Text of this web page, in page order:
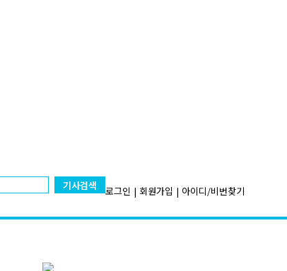
기사검색 로그인 | 회원가입 | 아이디/비번찾기